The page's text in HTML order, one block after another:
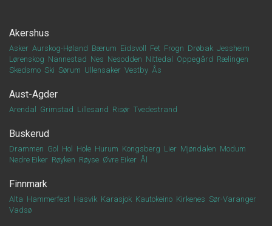
Akershus
Asker Aurskog-Høland Bærum Eidsvoll Fet Frogn Drøbak Jessheim
Lørenskog Nannestad Nes Nesodden Nittedal Oppegård Rælingen
Skedsmo Ski Sørum Ullensaker Vestby Ås
Aust-Agder
Arendal Grimstad Lillesand Risør Tvedestrand
Buskerud
Drammen Gol Hol Hole Hurum Kongsberg Lier Mjøndalen Modum
Nedre Eiker Røyken Røyse Øvre Eiker Ål
Finnmark
Alta Hammerfest Hasvik Karasjok Kautokeino Kirkenes Sør-Varanger
Vadsø